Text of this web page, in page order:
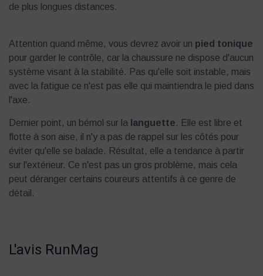
de plus longues distances.
Attention quand même, vous devrez avoir un pied tonique
pour garder le contrôle, car la chaussure ne dispose d'aucun
système visant à la stabilité. Pas qu'elle soit instable, mais
avec la fatigue ce n'est pas elle qui maintiendra le pied dans
l'axe.
Dernier point, un bémol sur la languette. Elle est libre et
flotte à son aise, il n'y a pas de rappel sur les côtés pour
éviter qu'elle se balade. Résultat, elle a tendance à partir
sur l'extérieur. Ce n'est pas un gros problème, mais cela
peut déranger certains coureurs attentifs à ce genre de
détail.
L'avis RunMag